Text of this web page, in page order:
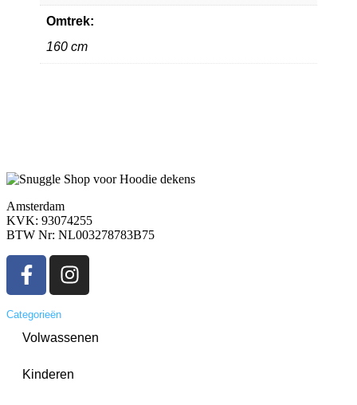
Omtrek:
160 cm
Amsterdam
KVK: 93074255
BTW Nr: NL003278783B75
Categorieën
Volwassenen
Kinderen